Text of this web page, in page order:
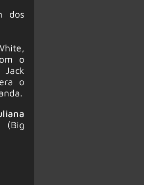
dos
o
o